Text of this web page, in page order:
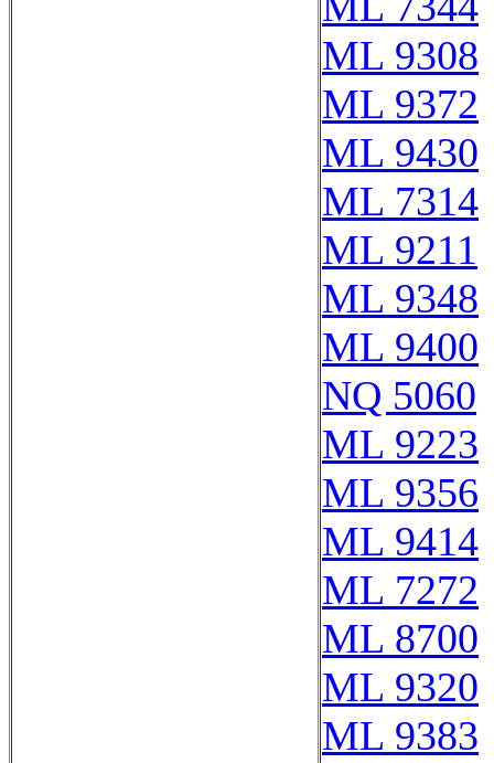
ML 9308
ML 9372
ML 9430
ML 7314
ML 9211
ML 9348
ML 9400
NQ 5060
ML 9223
ML 9356
ML 9414
ML 7272
ML 8700
ML 9320
ML 9383